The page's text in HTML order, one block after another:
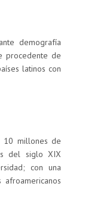
demografía
procedente de
latinos con
10 millones de
del siglo XIX
con una